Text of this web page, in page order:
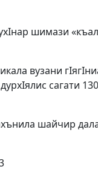
шимази
вузани
сагати
шайчир